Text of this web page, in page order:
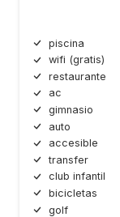
piscina
wifi (gratis)
restaurante
ac
gimnasio
auto
accesible
transfer
club infantil
bicicletas
golf